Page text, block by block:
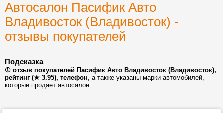
Автосалон Пасифик Авто
Владивосток (Владивосток) -
отзывы покупателей
Подсказка
① отзыв покупателей Пасифик Авто Владивосток (Владивосток),
рейтинг (★ 3.95), телефон, а также указаны марки автомобилей,
которые продает автосалон.